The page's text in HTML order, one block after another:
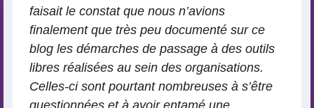
faisait le constat que nous n’avions
finalement que très peu documenté sur ce
blog les démarches de passage à des outils
libres réalisées au sein des organisations.
Celles-ci sont pourtant nombreuses à s’être
questionnées et à avoir entamé une